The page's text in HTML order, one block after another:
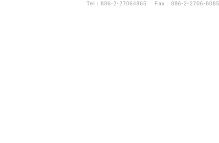
Tel：886-2-27064865 Fax：886-2-2706-